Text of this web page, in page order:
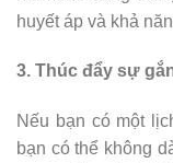
huyết áp và khả
3. Thúc đẩy sự
Nếu bạn có một
bạn có thể không